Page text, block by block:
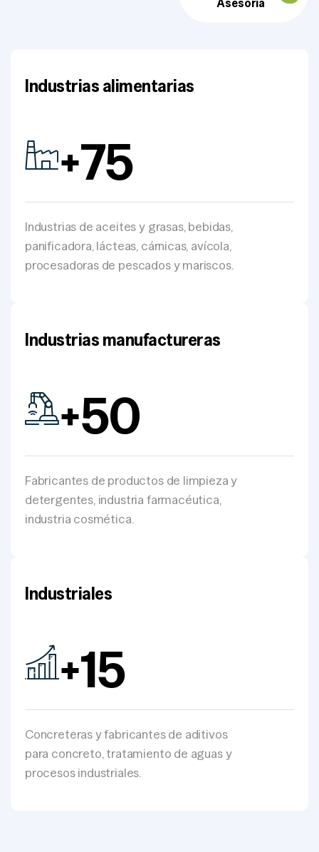
Asesoría
Industrias alimentarias
+75
Industrias de aceites y grasas, bebidas,
panificadora, lácteas, cárnicas, avícola,
procesadoras de pescados y mariscos.
Industrias manufactureras
+50
Fabricantes de productos de limpieza y
detergentes, industria farmacéutica,
industria cosmética.
Industriales
+15
Concreteras y fabricantes de aditivos
para concreto, tratamiento de aguas y
procesos industriales.